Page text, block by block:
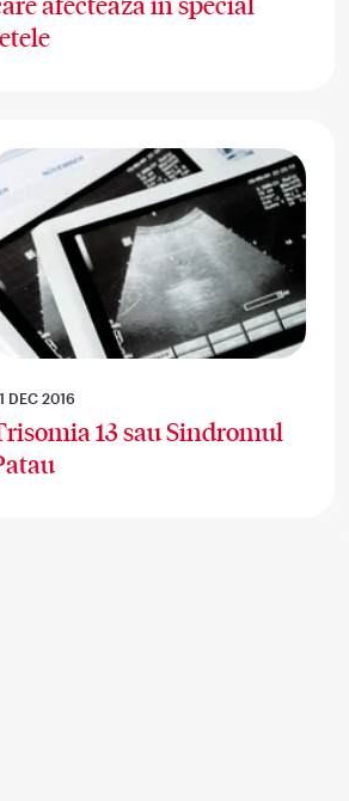
afecteaza in special
DEC 2016
13 sau Sindromul